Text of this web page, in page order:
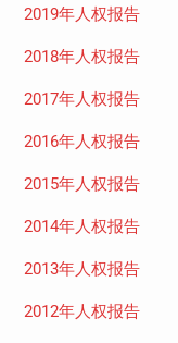
2019年人权报告
2018年人权报告
2017年人权报告
2016年人权报告
2015年人权报告
2014年人权报告
2013年人权报告
2012年人权报告